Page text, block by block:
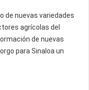
de nuevas variedades
agrícolas del
de nuevas
para Sinaloa un